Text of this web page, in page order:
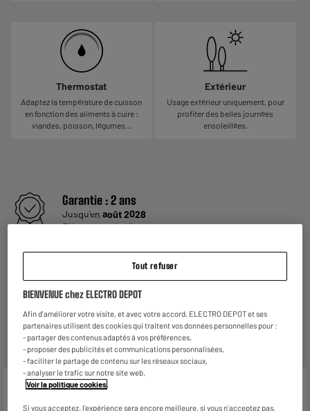
Thermostat
Adaptez la température de cuisson
en fonction des aliments à cuire :
viandes, poisson, légumes...
Extérieur
Usage extérieur uniquement, pour
profiter des belles journées
ensoleillées.
Garantie :2 ans
Jusqu'en août 2028
Pièces et main d'oeuvre
Reprise de votre ancien appareil
En savoir +
ELECTROSÛR
Une assurance à vie à partir de6€/moispour couvrir les
appareils de votre foyer achetés chez nous ou ailleurs.
En savoir +
Caractéristiques
Tout refuser
BIENVENUE chez ELECTRO DEPOT
Afin d'améliorer votre visite, et avec votre accord, ELECTRO DEPOT et ses
partenaires utilisent des cookies qui traitent vos données personnelles pour :
- partager des contenus adaptés à vos préférences,
- proposer des publicités et communications personnalisées,
- faciliter le partage de contenu sur les réseaux sociaux,
- analyser le trafic sur notre site web.
Voir la politique cookies.
Si vous acceptez, l'expérience sera encore meilleure, si vous n'acceptez pas,